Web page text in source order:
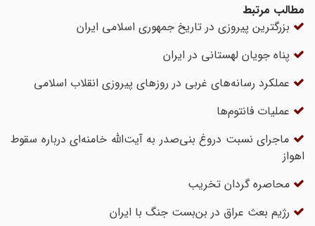
مطالب مرتبط
بزرگترین پیروزی در تاریخ جمهوری اسلامی ایران
پناه جویان لهستانی در ایران
عملکرد رسانه‌های غربی در روزهای پیروزی انقلاب اسلامی
عملیات فانتوم‌ها
ماجرای نسبت دروغ بنی‌صدر به آیت‌الله خامنه‌ای درباره سقوط
اهواز
محاصره گردان تخریب
رژیم بعث عراق در بن‌بست جنگ با ایران